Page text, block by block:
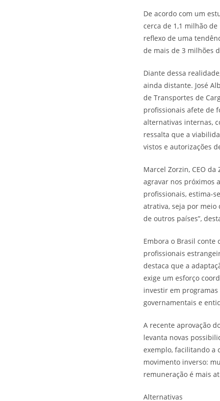
De acordo com um
cerca de 1,1 milhão
reflexo de uma
de mais de 3 milhões
Diante dessa
ainda distante. José
de Transportes de
profissionais afete de
alternativas internas,
ressalta que a
vistos e autorizações
Marcel Zorzin, CEO
agravar nos próximos
profissionais, estima-
atrativa, seja por meio
de outros países”,
Embora o Brasil conte
profissionais
destaca que a
exige um esforço
investir em
governamentais e
A recente aprovação
levanta novas
exemplo, facilitando a
movimento inverso:
remuneração é mais
Alternativas